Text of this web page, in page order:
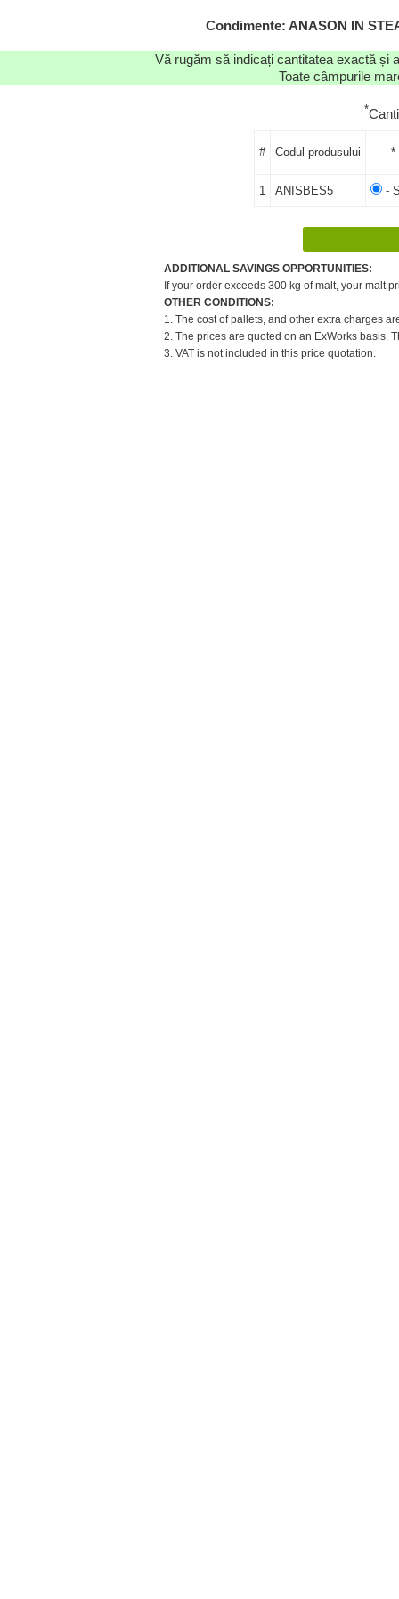
Condimente: ANASON IN
Vă rugăm să indicați cantitatea exactă și
Toate câmpurile
*
# Codul produsului *
1 ANISBES5 -
ADDITIONAL SAVINGS OPPORTUNITIES:
If your order exceeds 300 kg of malt, your malt
OTHER CONDITIONS:
1. The cost of pallets, and other extra charges
2. The prices are quoted on an ExWorks basis.
3. VAT is not included in this price quotation.